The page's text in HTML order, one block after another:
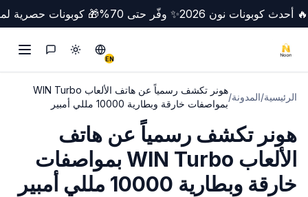
🔥 أحدث كوبونات نون 2026 ✨ وفّر حتى 70% 🎁 كوبونات حصرية
EN
Switch to English
تبديل الوضع
التواصل
الرئيسية/المدونة/
هونر تكشف رسمياً عن هاتف الألعاب WIN Turbo
بمواصفات خارقة وبطارية 10000 مللي أمبير
هونر تكشف رسمياً عن هاتف
الألعاب WIN Turbo بمواصفات
خارقة وبطارية 10000 مللي أمبير